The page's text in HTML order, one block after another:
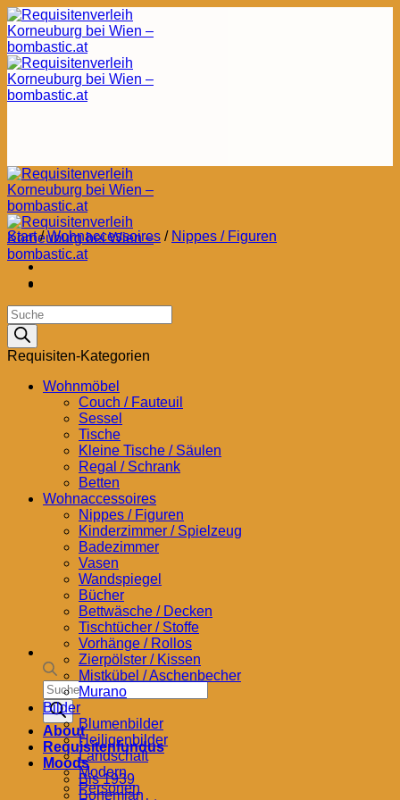
Zum
Inhalt
springen
Products
search
About
Requisitenfundus
Moods
Bis 1939
Bohemian
Start / Wohnaccessoires / Nippes / Figuren
Products
search
Requisiten-Kategorien
Wohnmöbel
Couch / Fauteuil
Sessel
Tische
Kleine Tische / Säulen
Regal / Schrank
Betten
Wohnaccessoires
Nippes / Figuren
Kinderzimmer / Spielzeug
Badezimmer
Vasen
Wandspiegel
Bücher
Bettwäsche / Decken
Tischtücher / Stoffe
Vorhänge / Rollos
Zierpölster / Kissen
Mistkübel / Aschenbecher
Murano
Bilder
Blumenbilder
Heiligenbilder
Landschaft
Modern
Personen